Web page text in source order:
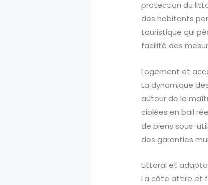
protection du
des habitants
touristique qui
facilité des
Logement et
La dynamique
autour de la
ciblées en bail
de biens sous-
des garanties
Littoral et
La côte attire et